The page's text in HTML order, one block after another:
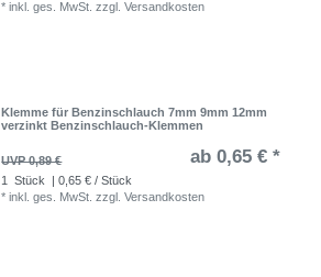
*inkl. ges. MwSt. zzgl.Versandkosten
Klemme für Benzinschlauch 7mm 9mm 12mm
verzinkt Benzinschlauch-Klemmen
UVP 0,89 € ab 0,65 € *
1 Stück
| 0,65 € / Stück
*inkl. ges. MwSt. zzgl.Versandkosten